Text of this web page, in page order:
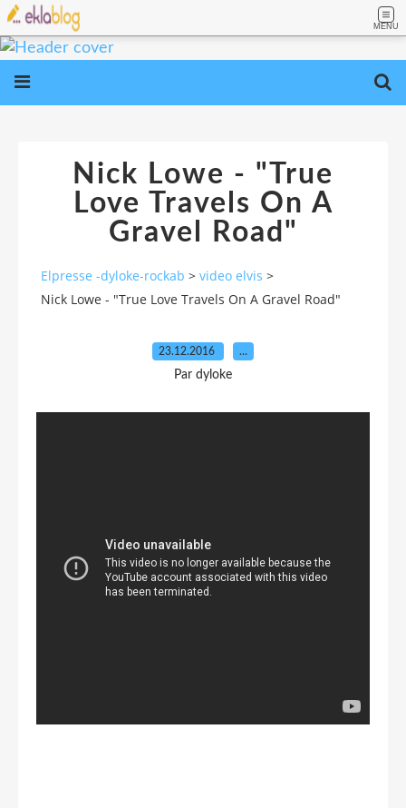
MENU
Nick Lowe - "True
Love Travels On A
Gravel Road"
Elpresse -dyloke-rockab > video elvis >
Nick Lowe - "True Love Travels On A Gravel Road"
23.12.2016 …
Par dyloke